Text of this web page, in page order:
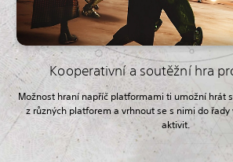
Kooperativní a soutěžní hra
Možnost hraní napříč platformami ti umožní hrát
z různých platforem a vrhnout se s nimi do řady
aktivit.